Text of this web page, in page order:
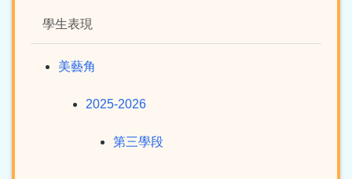
學生表現
美藝角
2025-2026
第三學段